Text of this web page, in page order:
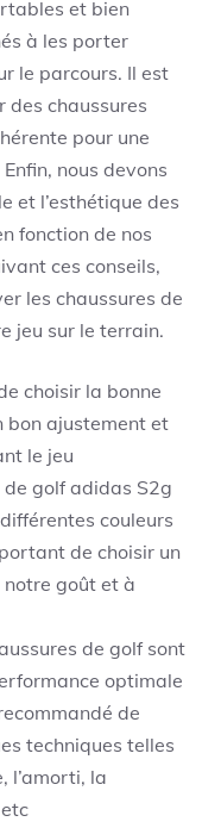
et bien
à les porter
le parcours. Il est
des chaussures
pour une
nous devons
et l’esthétique des
fonction de nos
ces conseils,
les chaussures de
jeu sur le terrain.
choisir la bonne
bon ajustement et
le jeu
de golf adidas S2g
couleurs
de choisir un
goût et à
de golf sont
optimale
de
techniques telles
l’amorti, la